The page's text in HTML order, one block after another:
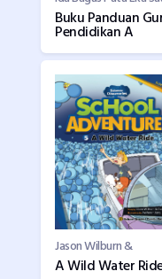
Buku Panduan
Pendidikan A
Jason Wilburn &
A Wild Water